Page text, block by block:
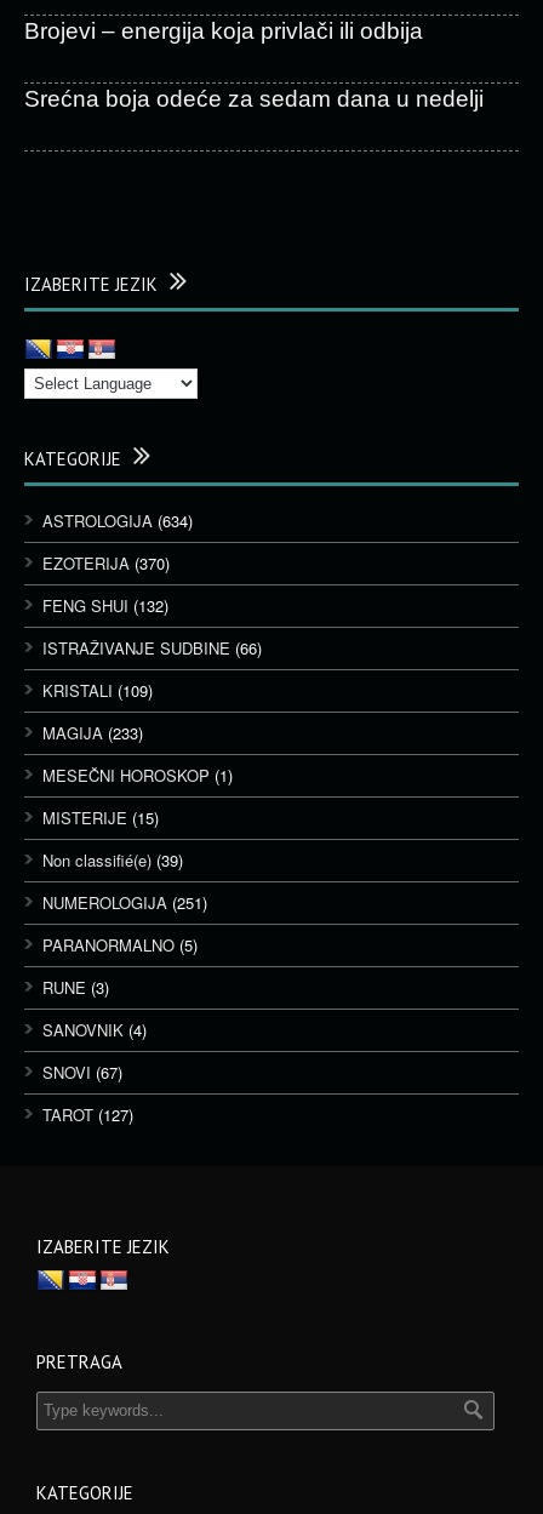
Brojevi – energija koja privlači ili odbija
Srećna boja odeće za sedam dana u nedelji
IZABERITE JEZIK
KATEGORIJE
ASTROLOGIJA (634)
EZOTERIJA (370)
FENG SHUI (132)
ISTRAŽIVANJE SUDBINE (66)
KRISTALI (109)
MAGIJA (233)
MESEČNI HOROSKOP (1)
MISTERIJE (15)
Non classifié(e) (39)
NUMEROLOGIJA (251)
PARANORMALNO (5)
RUNE (3)
SANOVNIK (4)
SNOVI (67)
TAROT (127)
IZABERITE JEZIK
PRETRAGA
KATEGORIJE